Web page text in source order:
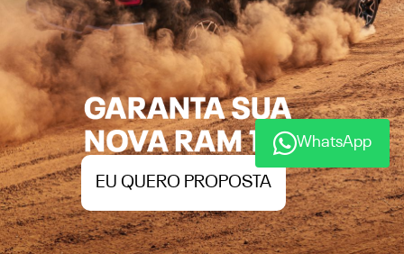
EU QUERO PROPOSTA WhatsApp